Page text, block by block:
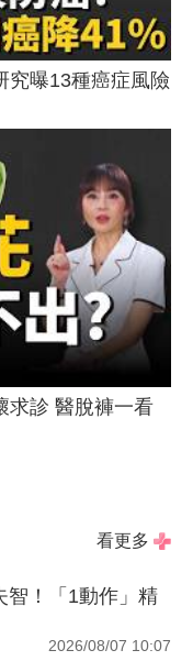
究曝13種癌症風險
求診 醫脫褲一看
看更多
智！「1動作」精
2026/08/07 10:07